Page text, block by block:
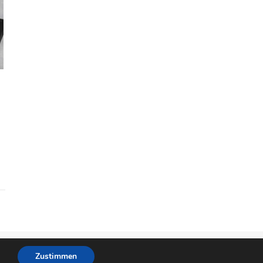
2026 kuechenutensilien.net ©
Datenschutz
Zustimmen